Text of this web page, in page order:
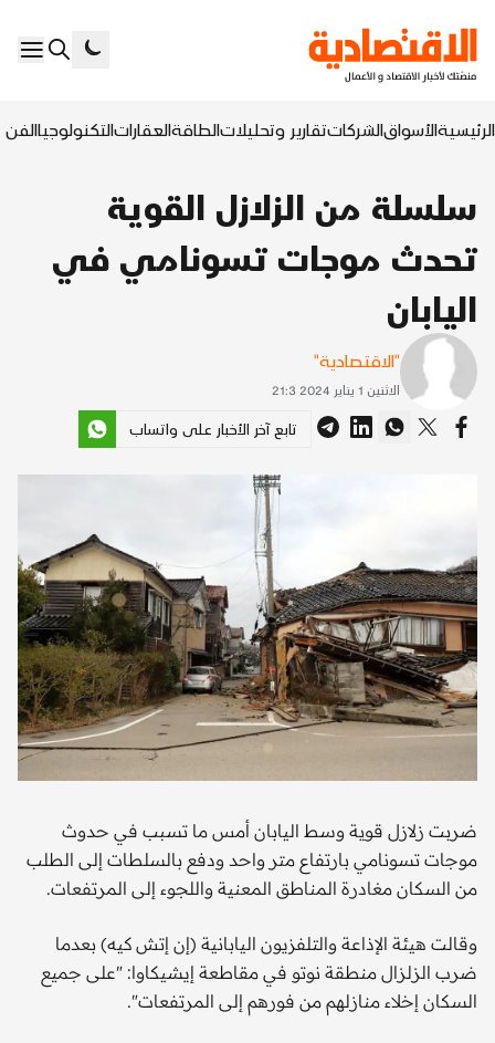
الرئيسيةالأسواقالشركاتتقارير وتحليلاتالطاقةالعقاراتالتكنولوجياالفن
سلسلة من الزلازل القوية
تحدث موجات تسونامي في
اليابان
"الاقتصادية"
الاثنين 1 يناير 2024 21:3
تابع آخر الأخبار على واتساب
ضربت زلازل قوية وسط اليابان أمس ما تسبب في حدوث
موجات تسونامي بارتفاع متر واحد ودفع بالسلطات إلى الطلب
من السكان مغادرة المناطق المعنية واللجوء إلى المرتفعات.
وقالت هيئة الإذاعة والتلفزيون اليابانية (إن إتش كيه) بعدما
ضرب الزلزال منطقة نوتو في مقاطعة إيشيكاوا: "على جميع
السكان إخلاء منازلهم من فورهم إلى المرتفعات".